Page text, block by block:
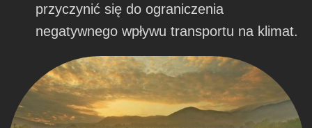
przyczynić się do ograniczenia
negatywnego wpływu transportu na klimat.